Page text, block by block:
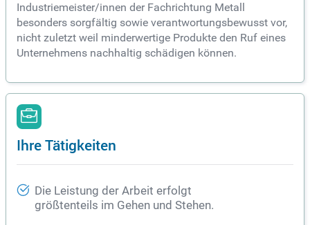
Industriemeister/innen der Fachrichtung Metall
besonders sorgfältig sowie verantwortungsbewusst vor,
nicht zuletzt weil minderwertige Produkte den Ruf eines
Unternehmens nachhaltig schädigen können.
Ihre Tätigkeiten
Die Leistung der Arbeit erfolgt
größtenteils im Gehen und Stehen.